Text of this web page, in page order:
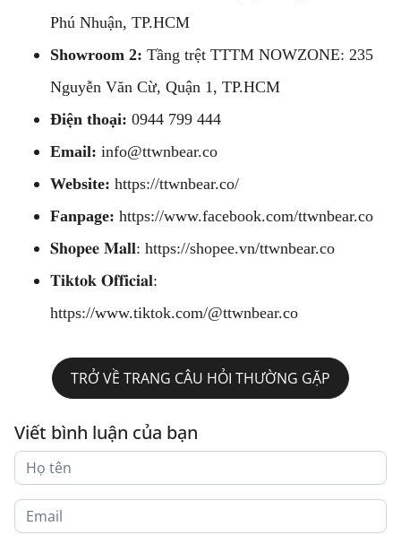
Phú Nhuận, TP.HCM
Showroom 2: Tầng trệt TTTM NOWZONE: 235
Nguyễn Văn Cừ, Quận 1, TP.HCM
Điện thoại: 0944 799 444
Email: info@ttwnbear.co
Website: https://ttwnbear.co/
Fanpage: https://www.facebook.com/ttwnbear.co
𝐒𝐡𝐨𝐩𝐞𝐞 𝐌𝐚𝐥𝐥: https://shopee.vn/ttwnbear.co
𝐓𝐢𝐤𝐭𝐨𝐤 𝐎𝐟𝐟𝐢𝐜𝐢𝐚𝐥:
https://www.tiktok.com/@ttwnbear.co
TRỞ VỀ TRANG CÂU HỎI THƯỜNG GẶP
Viết bình luận của bạn